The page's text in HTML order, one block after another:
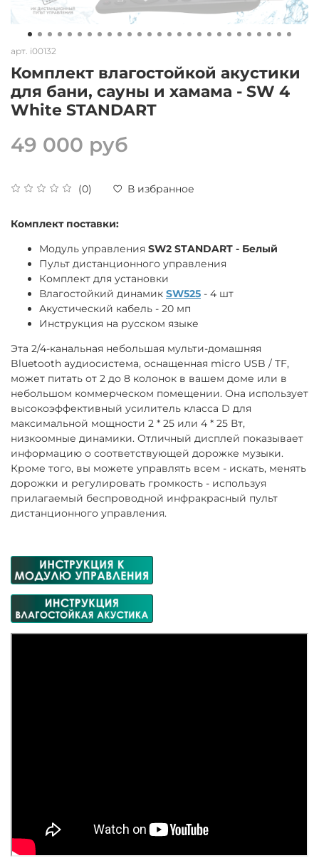
арт. i00132
Комплект влагостойкой акустики
для бани, сауны и хамама - SW 4
White STANDART
(0) В избранное
49 000 руб
Комплект поставки:
Модуль управления SW2 STANDART - Белый
Пульт дистанционного управления
Комплект для установки
Влагостойкий динамик SW525 - 4 шт
Акустический кабель - 20 мп
Инструкция на русском языке
Эта 2/4-канальная небольшая мульти-домашняя
Bluetooth аудиосистема, оснащенная micro USB / TF,
может питать от 2 до 8 колонок в вашем доме или в
небольшом коммерческом помещении. Она использует
высокоэффективный усилитель класса D для
максимальной мощности 2 * 25 или 4 * 25 Вт,
низкоомные динамики. Отличный дисплей показывает
информацию о соответствующей дорожке музыки.
Кроме того, вы можете управлять всем - искать, менять
дорожки и регулировать громкость - используя
прилагаемый беспроводной инфракрасный пульт
дистанционного управления.